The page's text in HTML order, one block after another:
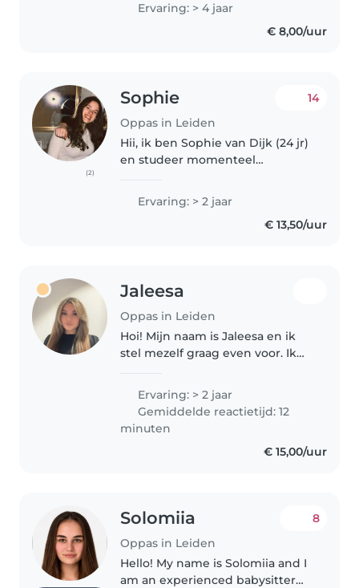
kinderen te werken en te zien
hoe puur en creatief ze nog zijn!
Ervaring: > 4 jaar
€ 8,00/uur
(2)
Sophie
Oppas in Leiden
14
Hii, ik ben Sophie van Dijk (24 jr)
en studeer momenteel
jaren heb ik oppaservaring en
dat doe ik met super veel
plezier! Ik vind veel dingen leuk
Ervaring: > 2 jaar
€ 13,50/uur
Jaleesa
Oppas in Leiden
Hoi! Mijn naam is Jaleesa en ik
stel mezelf graag even voor. Ik
enthousiast persoon die het leuk
vindt om met kinderen bezig te
zijn. Ik ben creatief en..
Ervaring: > 2 jaar
Gemiddelde reactietijd: 12
minuten
€ 15,00/uur
Solomiia
Oppas in Leiden
8
Hello! My name is Solomiia and I
am an experienced babysitter